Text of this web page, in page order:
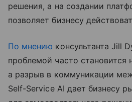
решения, а на создании
позволяет бизнесу
По мнению консультанта Jill
проблемой часто становится
а разрыв в коммуникации
Self-Service AI дает бизнесу